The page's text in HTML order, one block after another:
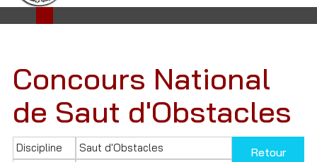
Concours National
de Saut d'Obstacles
Retour
Discipline
Saut d'Obstacles